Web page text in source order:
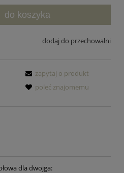
do koszyka
dodaj do przechowalni
zapytaj o produkt
poleć znajomemu
dla dwojga: